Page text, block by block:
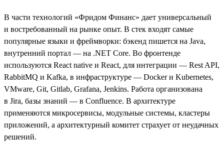
В части технологий «Фридом Финанс» дает универсальный
и востребованный на рынке опыт. В стек входят самые
популярные языки и фреймворки: бэкенд пишется на Java,
внутренний портал — на .NET Сore. Во фронтенде
используются React native и React, для интеграции — Rest API,
RabbitMQ и Kafka, в инфраструктуре — Docker и Kubernetes,
VMware, Git, Gitlab, Grafana, Jenkins. Работа организована
в Jira, базы знаний — в Confluence. В архитектуре
применяются микросервисы, модульные системы, кластеры
приложений, а архитектурный комитет страхует от неудачных
решений.